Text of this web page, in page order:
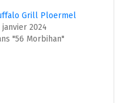
Grill Ploermel
janvier 2024
"56 Morbihan"